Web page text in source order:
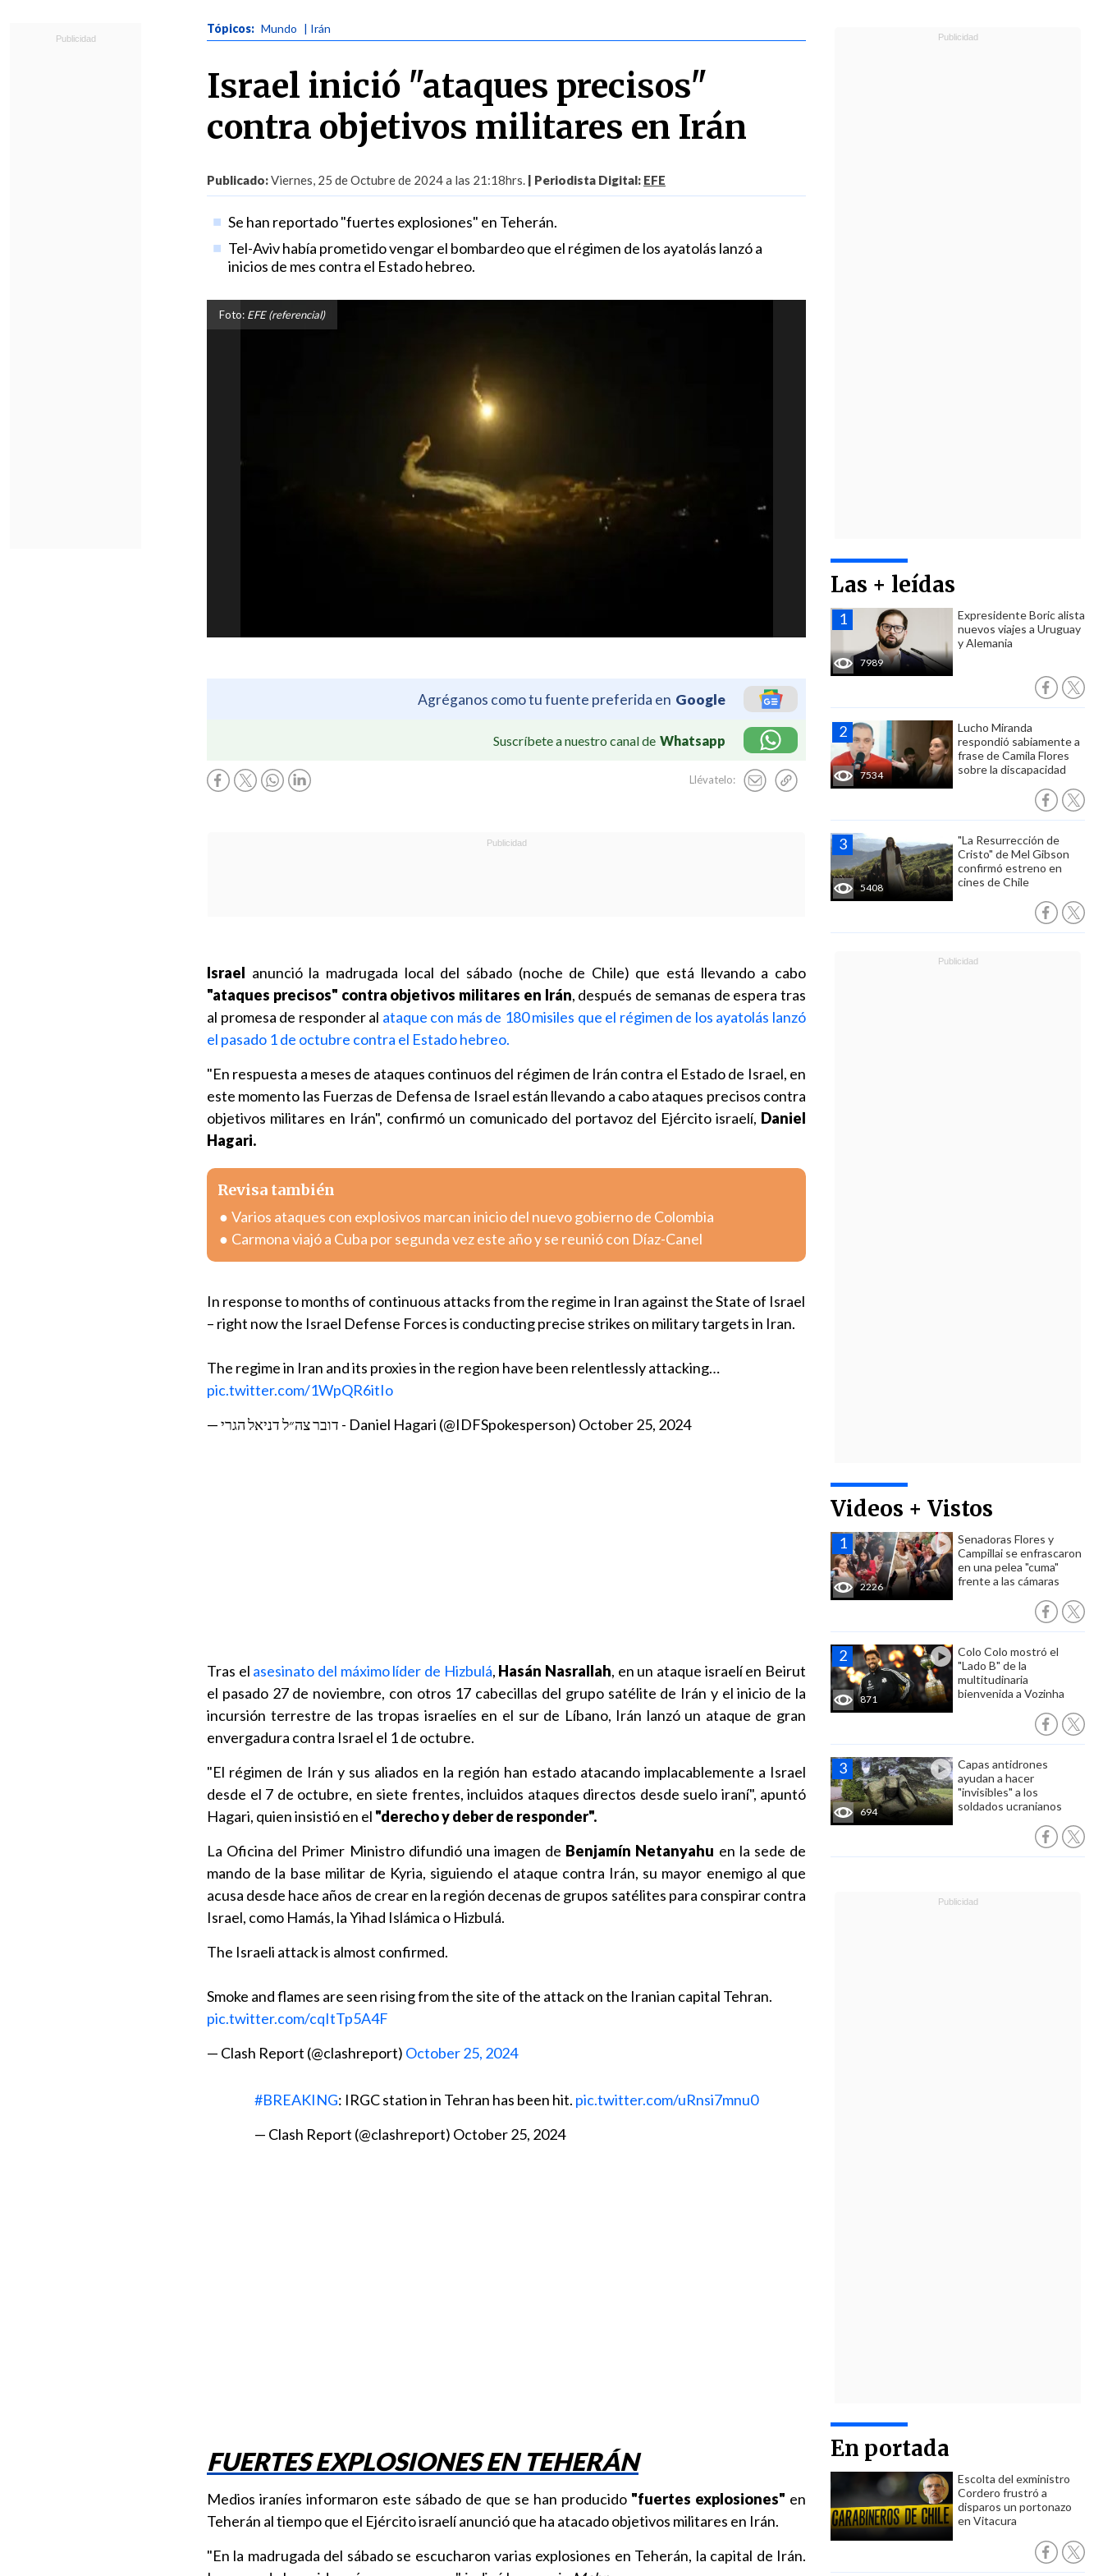
Tópicos: Mundo | Irán
Israel inició "ataques precisos"
contra objetivos militares en Irán
Publicado:Viernes, 25 de Octubre de 2024 a las 21:18hrs. | Periodista Digital: EFE
Se han reportado "fuertes explosiones" en Teherán.
Tel-Aviv había prometido vengar el bombardeo que el régimen de los ayatolás lanzó a
inicios de mes contra el Estado hebreo.
Foto: EFE (referencial)
Agréganos como tu fuente preferida en Google
Suscríbete a nuestro canal de Whatsapp
Llévatelo:
Las + leídas
7989
Expresidente Boric alista
nuevos viajes a Uruguay
y Alemania
7534
Lucho Miranda
respondió sabiamente a
frase de Camila Flores
sobre la discapacidad
5408
"La Resurrección de
Cristo" de Mel Gibson
confirmó estreno en
cines de Chile
Videos + Vistos
2226
Senadoras Flores y
Campillai se enfrascaron
en una pelea "cuma"
frente a las cámaras
871
Colo Colo mostró el
"Lado B" de la
multitudinaria
bienvenida a Vozinha
694
Capas antidrones
ayudan a hacer
"invisibles" a los
soldados ucranianos
En portada
Escolta del exministro
Cordero frustró a
disparos un portonazo
en Vitacura
Israel anunció la madrugada local del sábado (noche de Chile) que está llevando a cabo
"ataques precisos" contra objetivos militares en Irán, después de semanas de espera tras
al promesa de responder al ataque con más de 180 misiles que el régimen de los ayatolás lanzó
el pasado 1 de octubre contra el Estado hebreo.
"En respuesta a meses de ataques continuos del régimen de Irán contra el Estado de Israel, en
este momento las Fuerzas de Defensa de Israel están llevando a cabo ataques precisos contra
objetivos militares en Irán", confirmó un comunicado del portavoz del Ejército israelí, Daniel
Hagari.
Revisa también
Varios ataques con explosivos marcan inicio del nuevo gobierno de Colombia
Carmona viajó a Cuba por segunda vez este año y se reunió con Díaz-Canel
In response to months of continuous attacks from the regime in Iran against the State of Israel
– right now the Israel Defense Forces is conducting precise strikes on military targets in Iran.
The regime in Iran and its proxies in the region have been relentlessly attacking…
pic.twitter.com/1WpQR6itIo
— דובר צה״ל דניאל הגרי - Daniel Hagari (@IDFSpokesperson) October 25, 2024
Tras el asesinato del máximo líder de Hizbulá, Hasán Nasrallah, en un ataque israelí en Beirut
el pasado 27 de noviembre, con otros 17 cabecillas del grupo satélite de Irán y el inicio de la
incursión terrestre de las tropas israelíes en el sur de Líbano, Irán lanzó un ataque de gran
envergadura contra Israel el 1 de octubre.
"El régimen de Irán y sus aliados en la región han estado atacando implacablemente a Israel
desde el 7 de octubre, en siete frentes, incluidos ataques directos desde suelo iraní", apuntó
Hagari, quien insistió en el "derecho y deber de responder".
La Oficina del Primer Ministro difundió una imagen de Benjamín Netanyahu en la sede de
mando de la base militar de Kyria, siguiendo el ataque contra Irán, su mayor enemigo al que
acusa desde hace años de crear en la región decenas de grupos satélites para conspirar contra
Israel, como Hamás, la Yihad Islámica o Hizbulá.
The Israeli attack is almost confirmed.
Smoke and flames are seen rising from the site of the attack on the Iranian capital Tehran.
pic.twitter.com/cqItTp5A4F
— Clash Report (@clashreport) October 25, 2024
#BREAKING: IRGC station in Tehran has been hit. pic.twitter.com/uRnsi7mnu0
— Clash Report (@clashreport) October 25, 2024
FUERTES EXPLOSIONES EN TEHERÁN
Medios iraníes informaron este sábado de que se han producido "fuertes explosiones" en
Teherán al tiempo que el Ejército israelí anunció que ha atacado objetivos militares en Irán.
"En la madrugada del sábado se escucharon varias explosiones en Teherán, la capital de Irán.